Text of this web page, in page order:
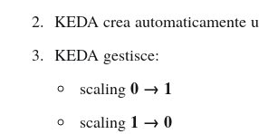
KEDA crea automaticamente
KEDA gestisce:
scaling0 → 1
scaling 1 → 0